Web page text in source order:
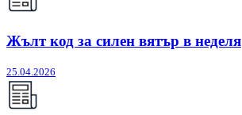
Жълт код за силен вятър в неделя
25.04.2026